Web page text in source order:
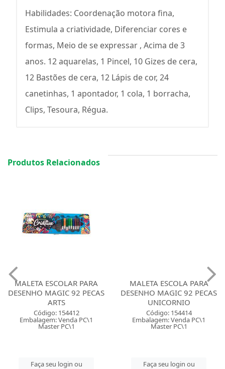
Habilidades: Coordenação motora fina,
Estimula a criatividade, Diferenciar cores e
formas, Meio de se expressar , Acima de 3
anos. 12 aquarelas, 1 Pincel, 10 Gizes de cera,
12 Bastões de cera, 12 Lápis de cor, 24
canetinhas, 1 apontador, 1 cola, 1 borracha,
Clips, Tesoura, Régua.
Produtos Relacionados
MALETA ESCOLAR PARA
DESENHO MAGIC 92 PECAS
ARTS
Código: 154412
Embalagem: Venda PC\1
Master PC\1
Faça seu login ou
MALETA ESCOLA PARA
DESENHO MAGIC 92 PECAS
UNICORNIO
Código: 154414
Embalagem: Venda PC\1
Master PC\1
Faça seu login ou